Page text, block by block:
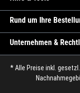
Rund um Ihre
Unternehmen &
* Alle Preise inkl.